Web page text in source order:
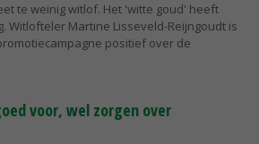
te weinig witlof. Het 'witte goud' heeft
Witlofteler Martine Lisseveld-Reijngoudt is
positief over de
voor, wel zorgen over